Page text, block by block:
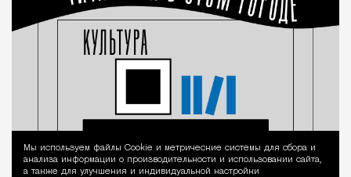
Уведомление
Мы используем файлы Сookie и метрические системы для сбора и
анализа информации о производительности и использовании сайта,
а также для улучшения и индивидуальной настройки